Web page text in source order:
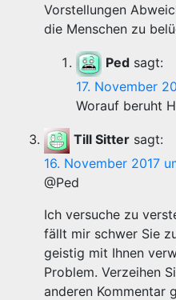
Vorstellungen
die Menschen zu
Ped sagt:
17. November
Worauf beruht
Till Sitter sagt:
16. November 2017
@Ped
Ich versuche zu
fällt mir schwer Sie
geistig mit Ihnen
Problem. Verzeihen
anderen Kommentar